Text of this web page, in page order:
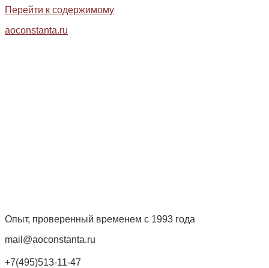
Перейти к содержимому
aoconstanta.ru
Опыт, проверенный временем с 1993 года
mail@aoconstanta.ru
+7(495)513-11-47